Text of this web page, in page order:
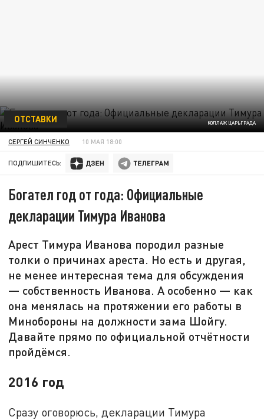
КОЛЛАЖ ЦАРЬГРАДА
ОТСТАВКИ
СЕРГЕЙ СИНЧЕНКО 10 МАЯ 18:00
ПОДПИШИТЕСЬ:
Богател год от года: Официальные
декларации Тимура Иванова
Арест Тимура Иванова породил разные
толки о причинах ареста. Но есть и другая,
не менее интересная тема для обсуждения
— собственность Иванова. А особенно — как
она менялась на протяжении его работы в
Минобороны на должности зама Шойгу.
Давайте прямо по официальной отчётности
пройдёмся.
2016 год
Сразу оговорюсь, декларации Тимура